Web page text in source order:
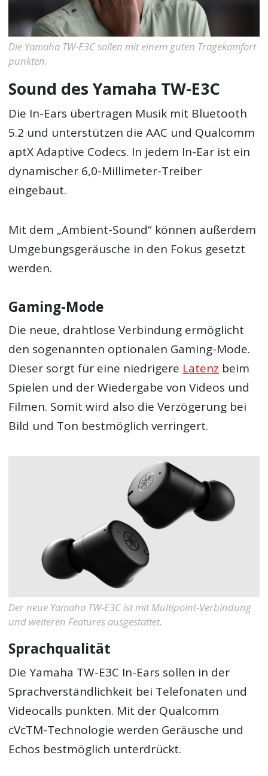
Die Yamaha TW-E3C sollen mit einem guten Tragekomfort
punkten.
Sound des Yamaha TW-E3C
Die In-Ears übertragen Musik mit Bluetooth
5.2 und unterstützen die AAC und Qualcomm
aptX Adaptive Codecs. In jedem In-Ear ist ein
dynamischer 6,0-Millimeter-Treiber
eingebaut.
Mit dem „Ambient-Sound“ können außerdem
Umgebungsgeräusche in den Fokus gesetzt
werden.
Gaming-Mode
Die neue, drahtlose Verbindung ermöglicht
den sogenannten optionalen Gaming-Mode.
Dieser sorgt für eine niedrigere Latenz beim
Spielen und der Wiedergabe von Videos und
Filmen. Somit wird also die Verzögerung bei
Bild und Ton bestmöglich verringert.
Der neue Yamaha TW-E3C ist mit Multipoint-Verbindung
und weiteren Features ausgestattet.
Sprachqualität
Die Yamaha TW-E3C In-Ears sollen in der
Sprachverständlichkeit bei Telefonaten und
Videocalls punkten. Mit der Qualcomm
cVcTM-Technologie werden Geräusche und
Echos bestmöglich unterdrückt.